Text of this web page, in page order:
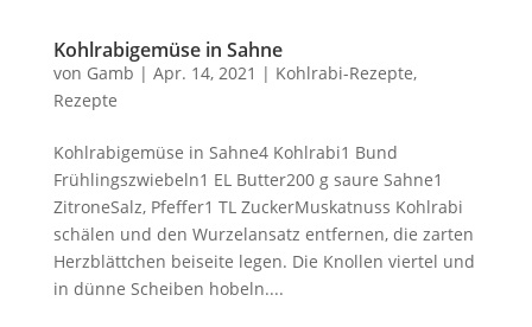
Kohlrabigemüse in Sahne
von Gamb | Apr. 14, 2021 | Kohlrabi-Rezepte,
Rezepte
Kohlrabigemüse in Sahne4 Kohlrabi1 Bund
Frühlingszwiebeln1 EL Butter200 g saure Sahne1
ZitroneSalz, Pfeffer1 TL ZuckerMuskatnuss Kohlrabi
schälen und den Wurzelansatz entfernen, die zarten
Herzblättchen beiseite legen. Die Knollen viertel und
in dünne Scheiben hobeln....